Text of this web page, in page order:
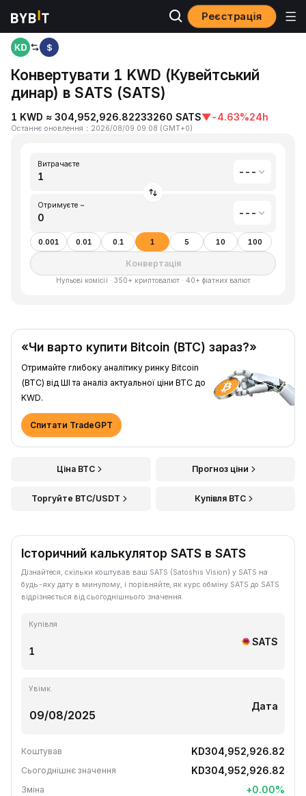
Реєстрація
Головна Кувейтський динар(KWD) to Satoshis Vision(SATS)
$
Конвертувати 1 KWD (Кувейтський
динар) в SATS (SATS)
1 KWD ≈ 304,952,926.82233260 SATS▼-4.63%24h
Останнє оновлення ： 2026/08/09 09:08 (GMT+0)
Витрачаєте
---
Отримуєте ~
---
0.001 0.01 0.1 1 5 10 100
Конвертація
Нульові комісії · 350+ криптовалют · 40+ фіатних валют
«Чи варто купити Bitcoin (BTC) зараз?»
Отримайте глибоку аналітику ринку Bitcoin
(BTC) від ШІ та аналіз актуальної ціни BTC до
KWD.
Спитати TradeGPT
Ціна BTC Прогноз ціни
Торгуйте BTC/USDT Купівля BTC
Історичний калькулятор SATS в SATS
Дізнайтеся, скільки коштував ваш SATS (Satoshis Vision) у SATS на
будь-яку дату в минулому, і порівняйте, як курс обміну SATS до SATS
відрізняється від сьогоднішнього значення.
Купівля
SATS
Увімк.
Дата
Коштував KD304,952,926.82
Сьогоднішнє значення KD304,952,926.82
Зміна +0.00%